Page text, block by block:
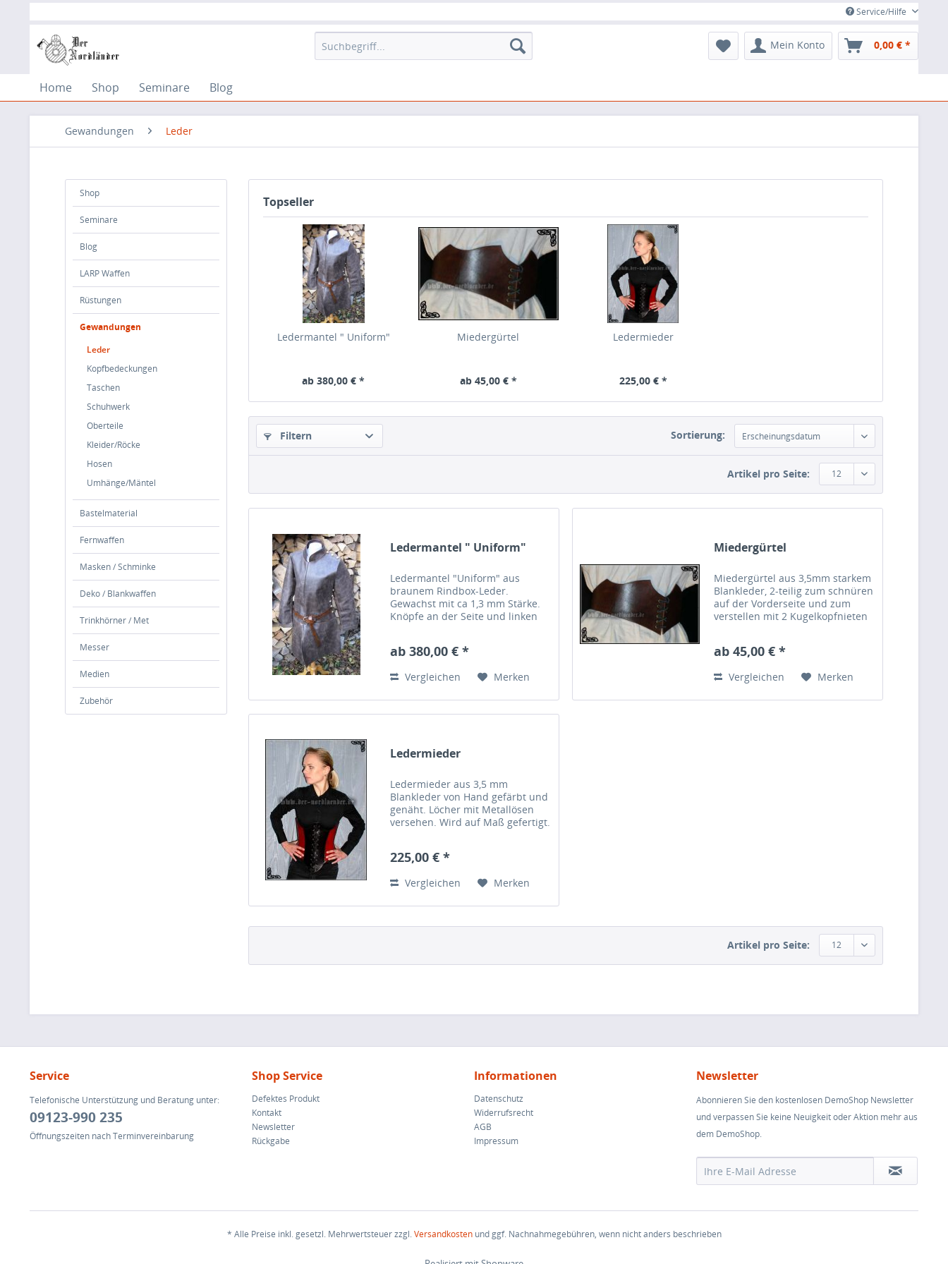
Service/Hilfe
Mein Konto 0,00 € *
Home Shop Seminare Blog
Gewandungen Leder
Shop
Seminare
Blog
LARP Waffen
Rüstungen
Gewandungen
Leder
Kopfbedeckungen
Taschen
Schuhwerk
Oberteile
Kleider/Röcke
Hosen
Umhänge/Mäntel
Bastelmaterial
Fernwaffen
Masken / Schminke
Deko / Blankwaffen
Trinkhörner / Met
Messer
Medien
Zubehör
Topseller
Ledermantel " Uniform"
ab 380,00 € *
Miedergürtel
ab 45,00 € *
Ledermieder
225,00 € *
Filtern Sortierung: Erscheinungsdatum
Artikel pro Seite: 12
Ledermantel " Uniform"
Ledermantel "Uniform" aus
braunem Rindbox-Leder.
Gewachst mit ca 1,3 mm Stärke.
Knöpfe an der Seite und linken
Ledergürtel mit massiver
cm.
ab 380,00 € *
Vergleichen Merken
Miedergürtel
Miedergürtel aus 3,5mm starkem
Blankleder, 2-teilig zum schnüren
auf der Vorderseite und zum
verstellen mit 2 Kugelkopfnieten
ab 45,00 € *
Vergleichen Merken
Ledermieder
Ledermieder aus 3,5 mm
Blankleder von Hand gefärbt und
genäht. Löcher mit Metallösen
versehen. Wird auf Maß gefertigt.
225,00 € *
Vergleichen Merken
Artikel pro Seite: 12
Service
Telefonische Unterstützung und Beratung unter:
09123-990 235
Öffnungszeiten nach Terminvereinbarung
Shop Service
Defektes Produkt
Kontakt
Newsletter
Rückgabe
Informationen
Datenschutz
Widerrufsrecht
AGB
Impressum
Newsletter
Abonnieren Sie den kostenlosen DemoShop Newsletter
und verpassen Sie keine Neuigkeit oder Aktion mehr aus
dem DemoShop.
* Alle Preise inkl. gesetzl. Mehrwertsteuer zzgl.Versandkostenund ggf. Nachnahmegebühren, wenn nicht anders beschrieben